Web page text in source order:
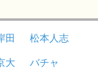
田
松本人志
大
バチャ